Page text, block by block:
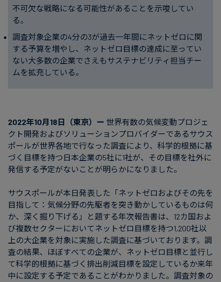
不可欠な戦略になる可能性があることを示唆してい
る。
調査対象企業の4分の3が過去一年間にネットゼロに関
する予算を増やし、ネットゼロ目標の達成に至ってい
ない大多数の企業でさえもサステナビリティ担当チー
ムを拡充している。
2022年10月18日（東京）ー 世界有数の気候変動プロジェ
クト開発およびソリューションプロバイダーであるサウス
ポールが世界各地で行なった調査により、科学的根拠に基
づく目標を持つ日本企業の5社に1社が、その目標を社外に
発信する予定がないことが明らかになりました。
サウスポールが本日発表した「ネットゼロおよびその先を
目指して：気候分野の先駆者を突き動かしているものは何
か、深く掘り下げる」と題する年次報告書は、12カ国およ
び複数セクターにおいてネットゼロ目標を持つ1,200社以
上の大企業を対象に実施した調査に基づいております。調
査の結果、ほぼすべての企業が、ネットゼロ目標と並行し
て科学的根拠に基づく排出削減目標を設定しているか来年
中に設定する予定であることがわかりました。調査対象の